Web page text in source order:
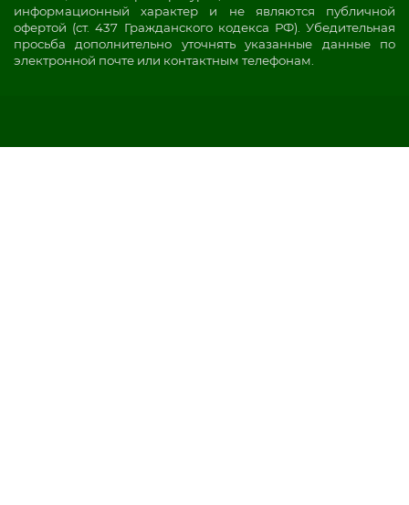
информационный характер и не являются публичной
офертой (ст. 437 Гражданского кодекса РФ). Убедительная
просьба дополнительно уточнять указанные данные по
электронной почте или контактным телефонам.